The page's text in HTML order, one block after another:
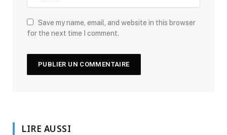
Save my name, email, and website in this browser
for the next time I comment.
LIRE AUSSI